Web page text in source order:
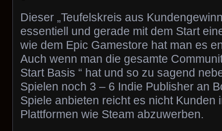
Dieser „Teufelskreis aus
essentiell und gerade mit dem Start
wie dem Epic Gamestore hat man es
Auch wenn man die gesamte
Start Basis “ hat und so zu sagend
Spielen noch 3 – 6 Indie Publisher an
Spiele anbieten reicht es nicht Kunden
Plattformen wie Steam abzuwerben.